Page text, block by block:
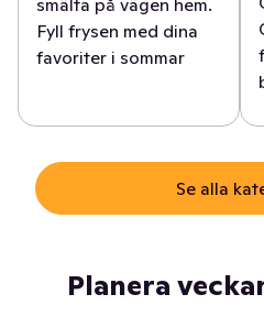
Fyll frysen med dina
favoriter i sommar
Se alla
Planera